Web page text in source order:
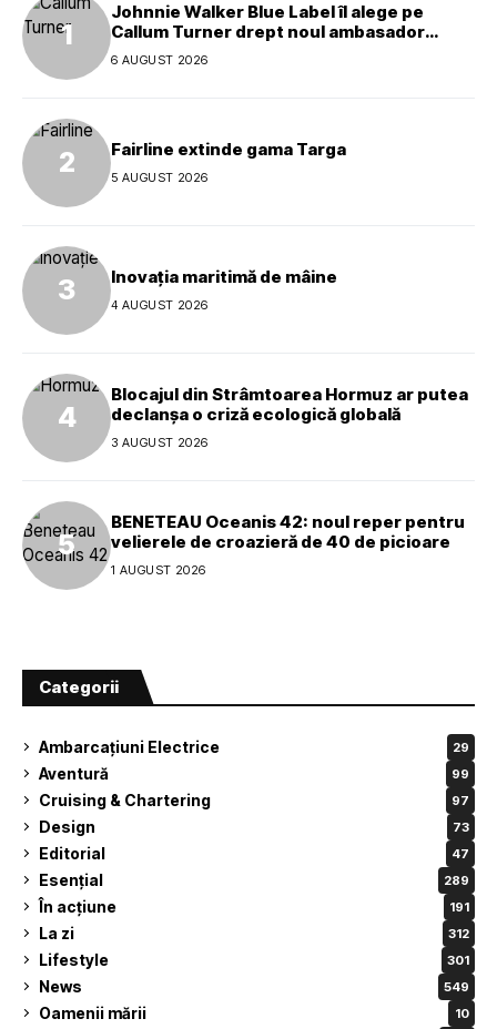
Johnnie Walker Blue Label îl alege pe
Callum Turner drept noul ambasador
global al mărcii
6 AUGUST 2026
Fairline extinde gama Targa
5 AUGUST 2026
Inovația maritimă de mâine
4 AUGUST 2026
Blocajul din Strâmtoarea Hormuz ar putea
declanșa o criză ecologică globală
3 AUGUST 2026
BENETEAU Oceanis 42: noul reper pentru
velierele de croazieră de 40 de picioare
1 AUGUST 2026
Categorii
Ambarcațiuni Electrice 29
Aventură 99
Cruising & Chartering 97
Design 73
Editorial 47
Esențial 289
În acțiune 191
La zi 312
Lifestyle 301
News 549
Oamenii mării 10